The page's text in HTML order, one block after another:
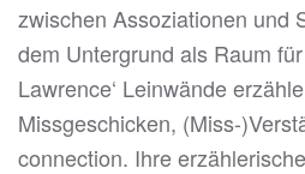
zwischen Assoziationen und
dem Untergrund als Raum
Lawrence‘ Leinwände
Missgeschicken, (Miss-
connection. Ihre